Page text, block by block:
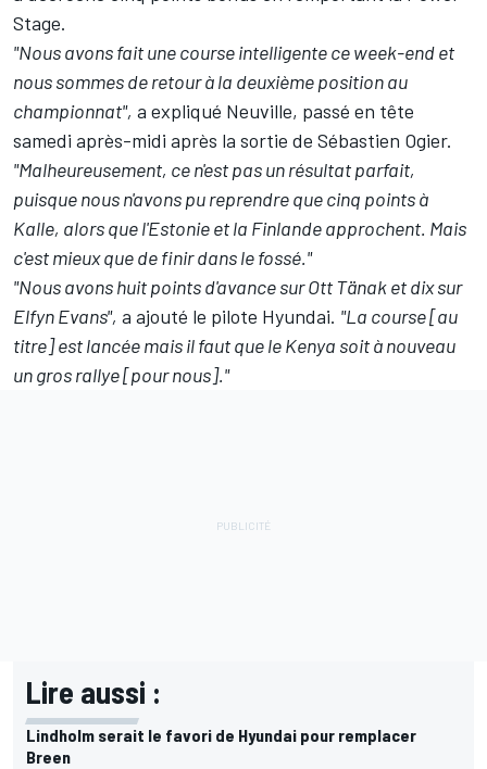
Stage.
"Nous avons fait une course intelligente ce week-end et
nous sommes de retour à la deuxième position au
championnat", a expliqué Neuville, passé en tête
samedi après-midi après la sortie de Sébastien Ogier.
"Malheureusement, ce n'est pas un résultat parfait,
puisque nous n'avons pu reprendre que cinq points à
Kalle, alors que l'Estonie et la Finlande approchent. Mais
c'est mieux que de finir dans le fossé."
"Nous avons huit points d'avance surOtt Tänaket dix sur
Elfyn Evans", a ajouté le pilote Hyundai. "La course [au
titre] est lancée mais il faut que le Kenya soit à nouveau
un gros rallye [pour nous]."
Lire aussi :
Lindholm serait le favori de Hyundai pour remplacer
Breen